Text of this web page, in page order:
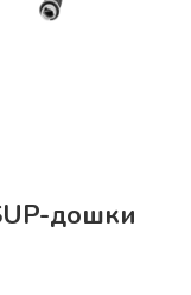
дошки